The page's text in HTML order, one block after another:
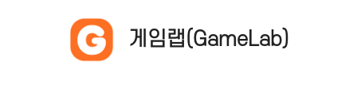
게임랩(GameLab)